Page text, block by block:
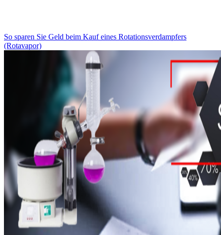
So sparen Sie Geld beim Kauf eines Rotationsverdampfers
(Rotavapor)